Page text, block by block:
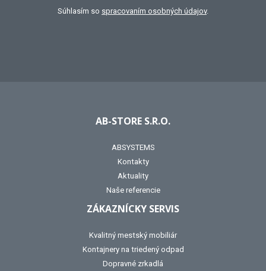
Súhlasím so spracovaním osobných údajov.
AB-STORE S.R.O.
ABSYSTEMS
Kontakty
Aktuality
Naše referencie
ZÁKAZNÍCKY SERVIS
Kvalitný mestský mobiliár
Kontajnery na triedený odpad
Dopravné zrkadlá